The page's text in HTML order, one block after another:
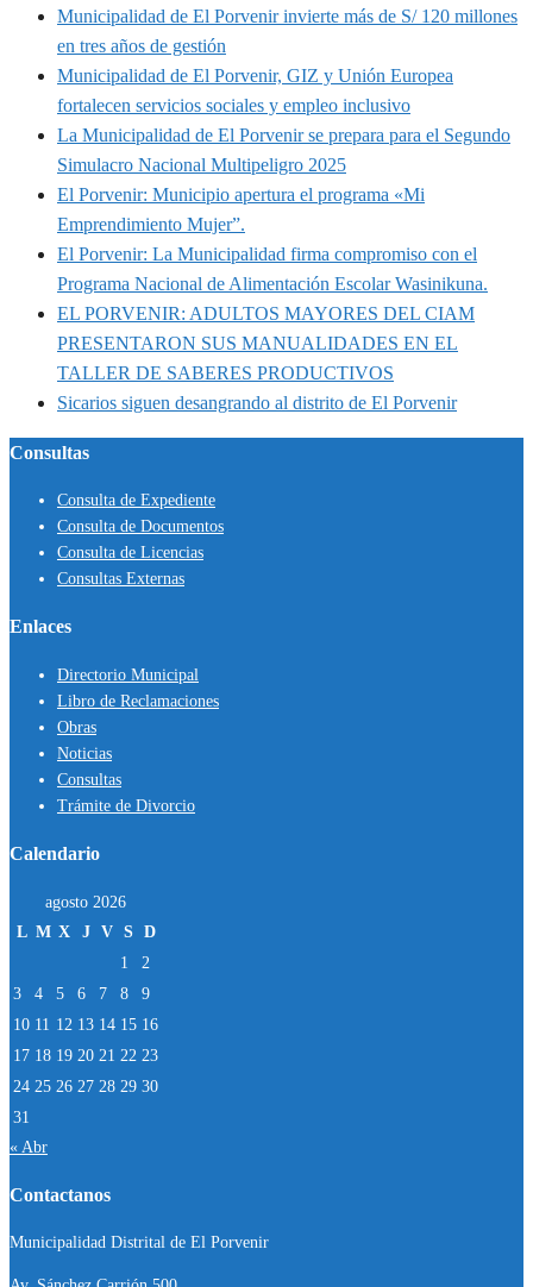
Municipalidad de El Porvenir invierte más de S/ 120 millones
en tres años de gestión
Municipalidad de El Porvenir, GIZ y Unión Europea
fortalecen servicios sociales y empleo inclusivo
La Municipalidad de El Porvenir se prepara para el Segundo
Simulacro Nacional Multipeligro 2025
El Porvenir: Municipio apertura el programa «Mi
Emprendimiento Mujer”.
El Porvenir: La Municipalidad firma compromiso con el
Programa Nacional de Alimentación Escolar Wasinikuna.
EL PORVENIR: ADULTOS MAYORES DEL CIAM
PRESENTARON SUS MANUALIDADES EN EL
TALLER DE SABERES PRODUCTIVOS
Sicarios siguen desangrando al distrito de El Porvenir
Consultas
Consulta de Expediente
Consulta de Documentos
Consulta de Licencias
Consultas Externas
Enlaces
Directorio Municipal
Libro de Reclamaciones
Obras
Noticias
Consultas
Trámite de Divorcio
Calendario
agosto 2026
L M X J V S D
1
2
3
4 5 6 7 8
9
10 11 12 13 14 15 16
17 18 19 20 21 22 23
24 25 26 27 28 29 30
31
« Abr
Contactanos
Municipalidad Distrital de El Porvenir